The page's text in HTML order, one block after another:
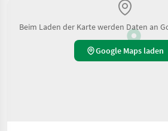
Beim Laden der Karte werden Daten an
Google Maps laden